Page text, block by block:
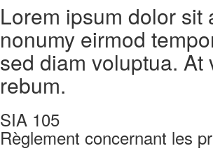
Lorem ipsum dolor sit
nonumy eirmod
sed diam voluptua.
rebum.
SIA 105
Règlement concernant les